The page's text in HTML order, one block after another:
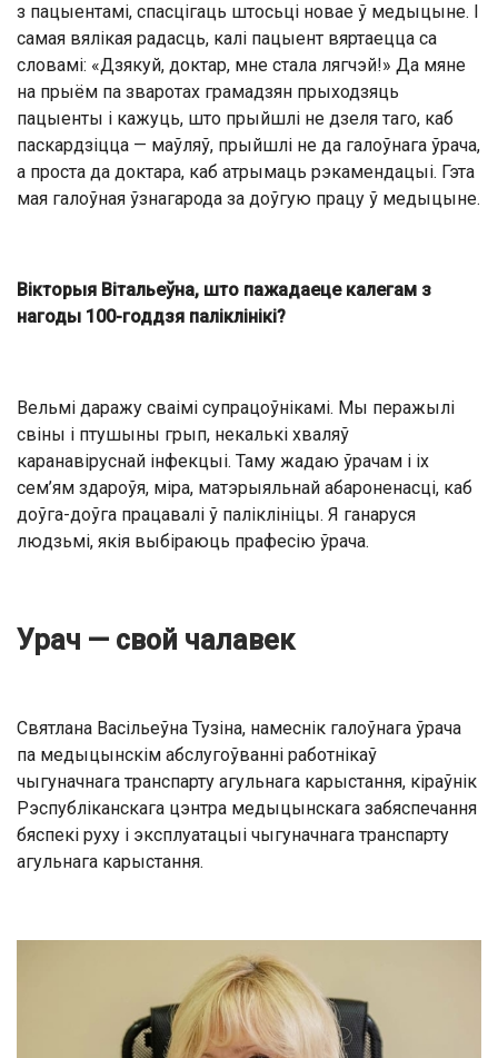
з пацыентамі, спасцігаць штосьці новае ў медыцыне. І
самая вялікая радасць, калі пацыент вяртаецца са
словамі: «Дзякуй, доктар, мне стала лягчэй!» Да мяне
на прыём па зваротах грамадзян прыходзяць
пацыенты і кажуць, што прыйшлі не дзеля таго, каб
паскардзіцца — маўляў, прыйшлі не да галоўнага ўрача,
а проста да доктара, каб атрымаць рэкамендацыі. Гэта
мая галоўная ўзнагарода за доўгую працу ў медыцыне.
Вікторыя Вітальеўна, што пажадаеце калегам з
нагоды 100-годдзя паліклінікі?
Вельмі даражу сваімі супрацоўнікамі. Мы перажылі
свіны і птушыны грып, некалькі хваляў
каранавіруснай інфекцыі. Таму жадаю ўрачам і іх
сем’ям здароўя, міра, матэрыяльнай абароненасці, каб
доўга-доўга працавалі ў паліклініцы. Я ганаруся
людзьмі, якія выбіраюць прафесію ўрача.
Урач — свой чалавек
Святлана Васільеўна Тузіна, намеснік галоўнага ўрача
па медыцынскім абслугоўванні работнікаў
чыгуначнага транспарту агульнага карыстання, кіраўнік
Рэспубліканскага цэнтра медыцынскага забяспечання
бяспекі руху і эксплуатацыі чыгуначнага транспарту
агульнага карыстання.